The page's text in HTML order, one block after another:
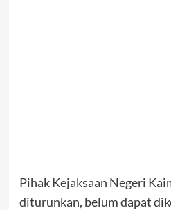
Pihak Kejaksaan Negeri
diturunkan, belum dapat